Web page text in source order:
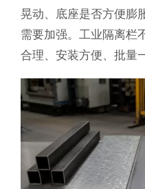
晃动、底座是否方便膨
需要加强。工业隔离栏
合理、安装方便、批量